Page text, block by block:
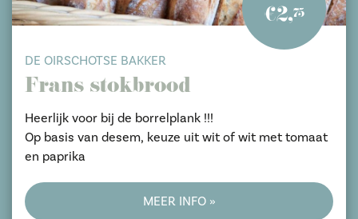
€2,75
DE OIRSCHOTSE BAKKER
Frans stokbrood
Heerlijk voor bij de borrelplank !!!
Op basis van desem, keuze uit wit of wit met tomaat
en paprika
MEER INFO »